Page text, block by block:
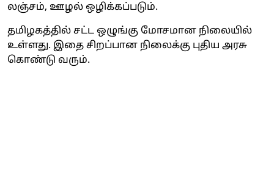
லஞ்சம், ஊழல் ஒழிக்கப்படும்.
தமிழகத்தில் சட்ட ஒழுங்கு மோசமான நிலையில்
உள்ளது. இதை சிறப்பான நிலைக்கு புதிய அரசு
கொண்டு வரும்.